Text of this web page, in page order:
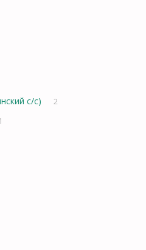
с/с) 2
1